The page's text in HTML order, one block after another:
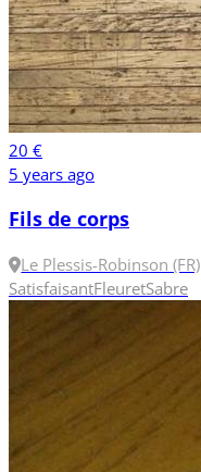
20 €
5 years ago
Fils de corps
Le Plessis-Robinson (FR)
SatisfaisantFleuretSabre